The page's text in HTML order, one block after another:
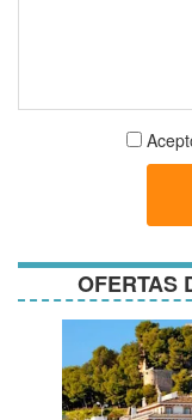
Aceptar
OFERTAS